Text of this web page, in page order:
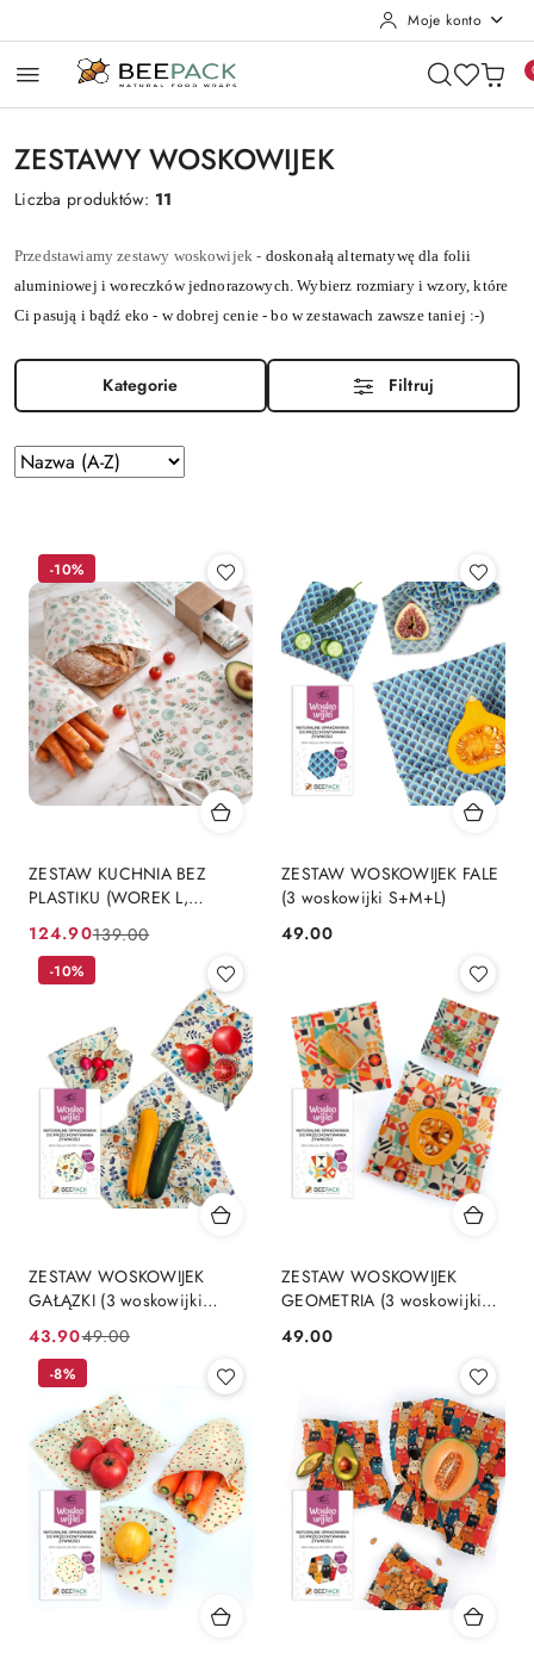
Moje konto
ZESTAWY WOSKOWIJEK
Liczba produktów: 11
Przedstawiamy zestawy woskowijek - doskonałą alternatywę dla folii
aluminiowej i woreczków jednorazowych. Wybierz rozmiary i wzory, które
Ci pasują i bądź eko - w dobrej cenie - bo w zestawach zawsze taniej :-)
Kategorie Filtruj
Sortuj
według
ZESTAW KUCHNIA BEZ
PLASTIKU (WOREK L,
WOREK XL, ROLKA DO
CIĘCIA)
Cena
promocyjna:
124.90
Cena
przed
139.00
-10%
ZESTAW WOSKOWIJEK FALE
(3 woskowijki S+M+L)
Cena:
49.00
ZESTAW WOSKOWIJEK
GAŁĄZKI (3 woskowijki
Cena
promocyjna:
43.90
Cena
przed
promocją:
49.00
-10%
ZESTAW WOSKOWIJEK
GEOMETRIA (3 woskowijki
Cena:
49.00
-8%